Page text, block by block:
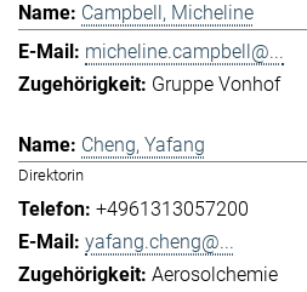
Campbell, Micheline
micheline.campbell@...
Gruppe Vonhof
Cheng, Yafang
Direktorin
+4961313057200
yafang.cheng@...
Aerosolchemie